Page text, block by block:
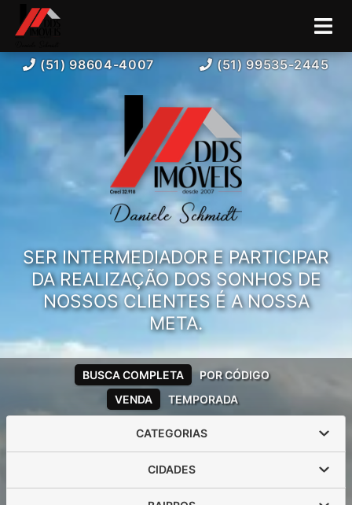
(51) 98604-4007 (51) 99535-2445
SER INTERMEDIADOR E PARTICIPAR
DA REALIZAÇÃO DOS SONHOS DE
NOSSOS CLIENTES É A NOSSA
META.
VENDA TEMPORADA
BUSCA COMPLETA POR CÓDIGO
CATEGORIAS
CIDADES